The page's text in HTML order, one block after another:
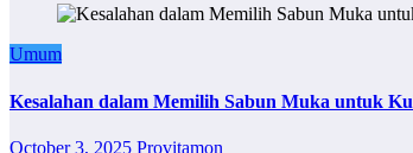
Umum
Kesalahan dalam Memilih Sabun Muka untuk
October 3, 2025 Provitamon